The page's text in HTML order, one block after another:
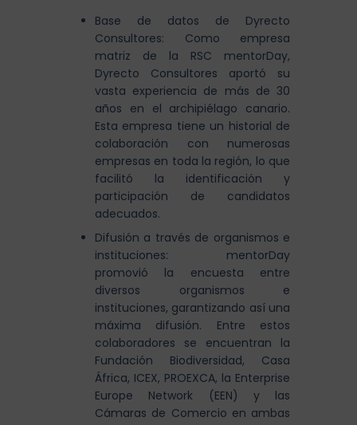
Base de datos de Dyrecto
Consultores: Como empresa
matriz de la RSC mentorDay,
Dyrecto Consultores aportó su
vasta experiencia de más de 30
años en el archipiélago canario.
Esta empresa tiene un historial de
colaboración con numerosas
empresas en toda la región, lo que
facilitó la identificación y
participación de candidatos
adecuados.
Difusión a través de organismos e
instituciones: mentorDay
promovió la encuesta entre
diversos organismos e
instituciones, garantizando así una
máxima difusión. Entre estos
colaboradores se encuentran la
Fundación Biodiversidad, Casa
África, ICEX, PROEXCA, la Enterprise
Europe Network (EEN) y las
Cámaras de Comercio en ambas